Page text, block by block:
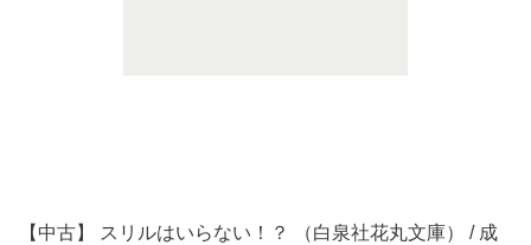
【中古】 スリルはいらない！？ （白泉社花丸文庫） / 成